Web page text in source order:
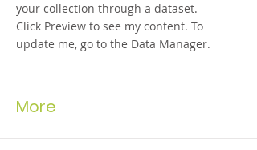
your collection through a dataset.
Click Preview to see my content. To
update me, go to the Data Manager.
More